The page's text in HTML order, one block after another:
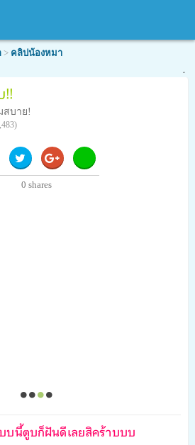
> คลิปน้องหมา
!!
สบาย!
0 shares
บนี้ตูบก็ฝันดีเลยสิคร้าบบบ